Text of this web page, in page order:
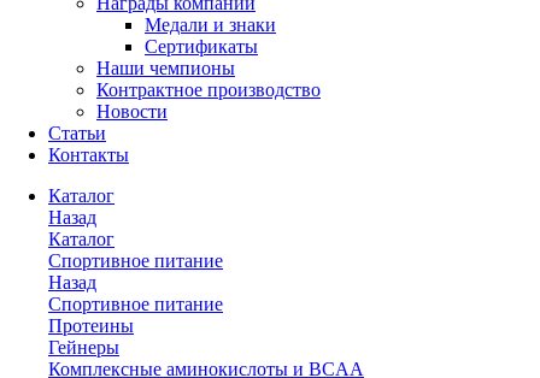
Медали и знаки
Сертификаты
Наши чемпионы
Контрактное производство
Новости
Статьи
Контакты
Каталог
Назад
Каталог
Спортивное питание
Назад
Спортивное питание
Протеины
Гейнеры
Комплексные аминокислоты и BCAA